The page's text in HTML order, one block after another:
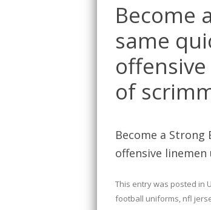
Become
same
of
Become a
offensive
This entry was posted in
football uniforms, nfl